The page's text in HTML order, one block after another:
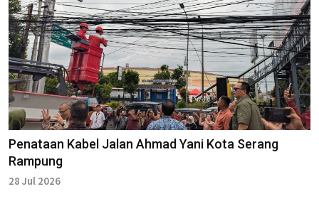
Penataan Kabel Jalan Ahmad Yani Kota Serang
Rampung
28 Jul 2026